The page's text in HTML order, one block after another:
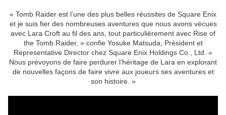
« Tomb Raider est l’une des plus belles réussites de Square Enix
et je suis fier des nombreuses aventures que nous avons vécues
avec Lara Croft au fil des ans, tout particulièrement avec Rise of
the Tomb Raider, » confie Yosuke Matsuda, Président et
Representative Director chez Square Enix Holdings Co., Ltd. «
Nous prévoyons de faire perdurer l’héritage de Lara en explorant
de nouvelles façons de faire vivre aux joueurs ses aventures et
son histoire. »